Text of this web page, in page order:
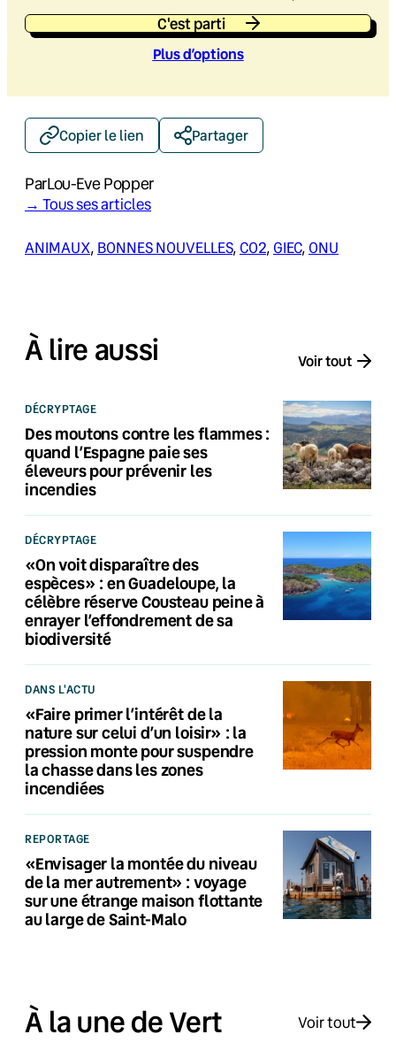
C'est parti
Plus d’options
Copier le lien Partager
ParLou-Eve Popper
→ Tous ses articles
ANIMAUX, BONNES NOUVELLES, CO2, GIEC, ONU
À lire aussi Voir tout
DÉCRYPTAGE
Des moutons contre les flammes :
quand l’Espagne paie ses
éleveurs pour prévenir les
incendies
DÉCRYPTAGE
«On voit disparaître des
espèces» : en Guadeloupe, la
célèbre réserve Cousteau peine à
enrayer l’effondrement de sa
biodiversité
DANS L'ACTU
«Faire primer l’intérêt de la
nature sur celui d’un loisir» : la
pression monte pour suspendre
la chasse dans les zones
incendiées
REPORTAGE
«Envisager la montée du niveau
de la mer autrement» : voyage
sur une étrange maison flottante
au large de Saint-Malo
À la une de Vert Voir tout